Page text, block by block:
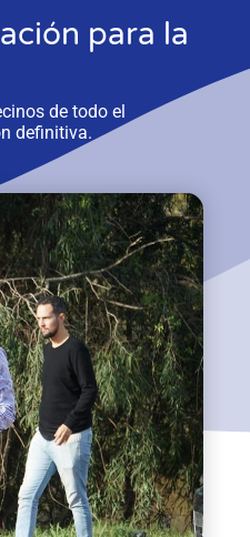
para la
de todo el
definitiva.